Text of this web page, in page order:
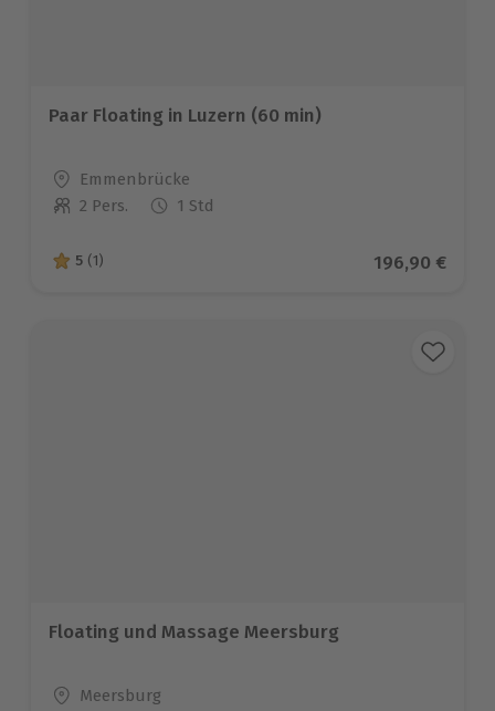
Paar Floating in Luzern (60 min)
Standort
Emmenbrücke
Anzahl der Teilnehmer
2 Pers. 1 Std
5 von 5 Sternen basierend auf 1 Bewertungen
5 (1) Aktueller
196,90 €
Floating und Massage Meersburg
Standort
Meersburg